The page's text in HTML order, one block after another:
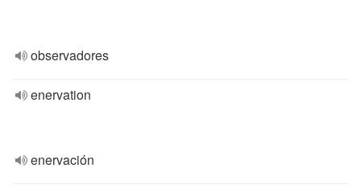
observadores
enervation
enervación